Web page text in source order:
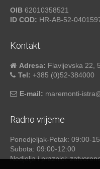
OIB 62010358521
ID COD: HR-AB-52-
Kontakt:
Adresa: Flavijevska 22,
Tel: +385 (0)52-384000
E-mail: maremonti-
Radno vrijeme
Ponedjeljak-Petak: 09:00-
Subota: 09:00-12:00
Nedjelja i praznici: